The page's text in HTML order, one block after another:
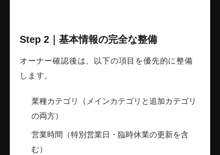
Step 2｜基本情報の完全な整備
オーナー確認後は、以下の項目を優先的に整備
します。
業種カテゴリ（メインカテゴリと追加カテゴリ
の両方）
営業時間（特別営業日・臨時休業の更新を含
む）